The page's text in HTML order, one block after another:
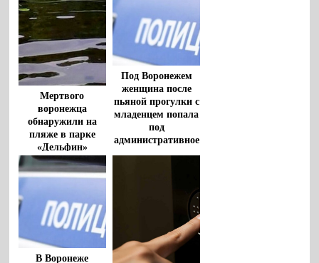
Мертвого
воронежца
обнаружили на
пляже в парке
«Дельфин»
Под Воронежем
женщина после
пьяной прогулки с
младенцем попала
под
административное
В Воронеже